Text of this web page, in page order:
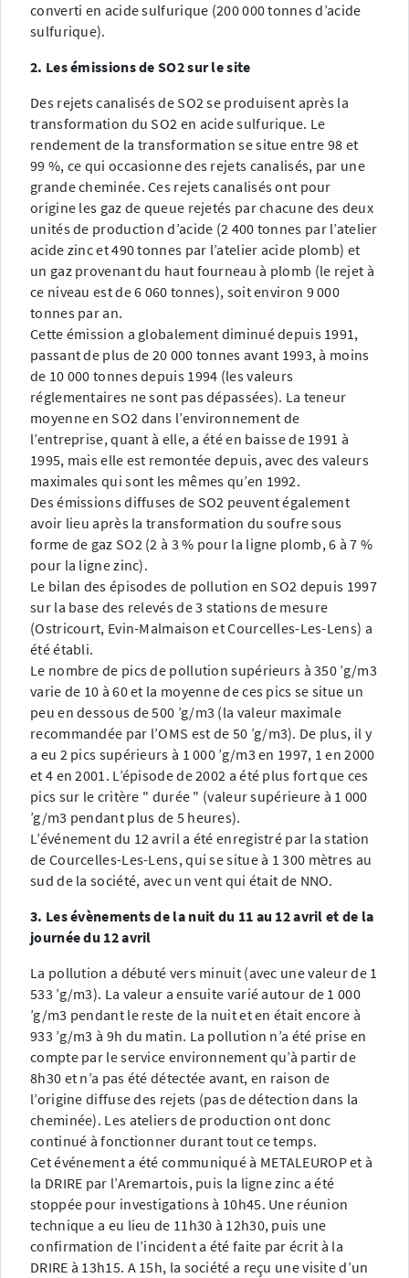
converti en acide sulfurique (200 000 tonnes d’acide
sulfurique).
2. Les émissions de SO2 sur le site
Des rejets canalisés de SO2 se produisent après la
transformation du SO2 en acide sulfurique. Le
rendement de la transformation se situe entre 98 et
99 %, ce qui occasionne des rejets canalisés, par une
grande cheminée. Ces rejets canalisés ont pour
origine les gaz de queue rejetés par chacune des deux
unités de production d’acide (2 400 tonnes par l’atelier
acide zinc et 490 tonnes par l’atelier acide plomb) et
un gaz provenant du haut fourneau à plomb (le rejet à
ce niveau est de 6 060 tonnes), soit environ 9 000
tonnes par an.
Cette émission a globalement diminué depuis 1991,
passant de plus de 20 000 tonnes avant 1993, à moins
de 10 000 tonnes depuis 1994 (les valeurs
réglementaires ne sont pas dépassées). La teneur
moyenne en SO2 dans l’environnement de
l’entreprise, quant à elle, a été en baisse de 1991 à
1995, mais elle est remontée depuis, avec des valeurs
maximales qui sont les mêmes qu’en 1992.
Des émissions diffuses de SO2 peuvent également
avoir lieu après la transformation du soufre sous
forme de gaz SO2 (2 à 3 % pour la ligne plomb, 6 à 7 %
pour la ligne zinc).
Le bilan des épisodes de pollution en SO2 depuis 1997
sur la base des relevés de 3 stations de mesure
(Ostricourt, Evin-Malmaison et Courcelles-Les-Lens) a
été établi.
Le nombre de pics de pollution supérieurs à 350 ’g/m3
varie de 10 à 60 et la moyenne de ces pics se situe un
peu en dessous de 500 ’g/m3 (la valeur maximale
recommandée par l’OMS est de 50 ’g/m3). De plus, il y
a eu 2 pics supérieurs à 1 000 ’g/m3 en 1997, 1 en 2000
et 4 en 2001. L’épisode de 2002 a été plus fort que ces
pics sur le critère " durée " (valeur supérieure à 1 000
’g/m3 pendant plus de 5 heures).
L’événement du 12 avril a été enregistré par la station
de Courcelles-Les-Lens, qui se situe à 1 300 mètres au
sud de la société, avec un vent qui était de NNO.
3. Les évènements de la nuit du 11 au 12 avril et de la
journée du 12 avril
La pollution a débuté vers minuit (avec une valeur de 1
533 ’g/m3). La valeur a ensuite varié autour de 1 000
’g/m3 pendant le reste de la nuit et en était encore à
933 ’g/m3 à 9h du matin. La pollution n’a été prise en
compte par le service environnement qu’à partir de
8h30 et n’a pas été détectée avant, en raison de
l’origine diffuse des rejets (pas de détection dans la
cheminée). Les ateliers de production ont donc
continué à fonctionner durant tout ce temps.
Cet événement a été communiqué à METALEUROP et à
la DRIRE par l’Aremartois, puis la ligne zinc a été
stoppée pour investigations à 10h45. Une réunion
technique a eu lieu de 11h30 à 12h30, puis une
confirmation de l’incident a été faite par écrit à la
DRIRE à 13h15. A 15h, la société a reçu une visite d’un